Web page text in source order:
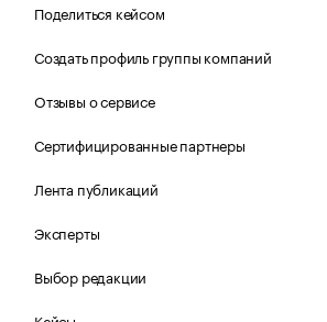
Поделиться кейсом
Создать профиль группы компаний
Отзывы о сервисе
Сертифицированные партнеры
Лента публикаций
Эксперты
Выбор редакции